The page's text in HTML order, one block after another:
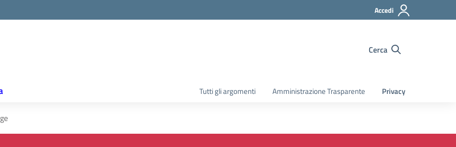
Accedi
Cerca
Tutti gli argomenti Amministrazione Trasparente Privacy